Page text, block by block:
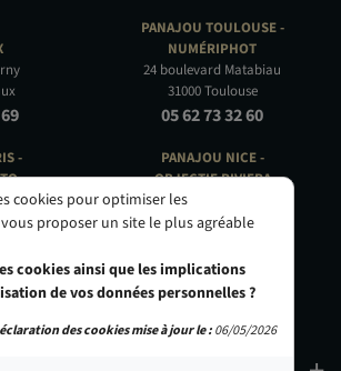
-
PANAJOU TOULOUSE -
NUMÉRIPHOT
24 boulevard Matabiau
31000 Toulouse
05 62 73 32 60
PANAJOU NICE -
OBJECTIF RIVIERA
24 Rue de l'Hôtel des Postes
06000 Nice
cookies pour optimiser les
proposer un site le plus agréable
cookies ainsi que les implications
de vos données personnelles ?
des cookies mise à jour le :06/05/2026